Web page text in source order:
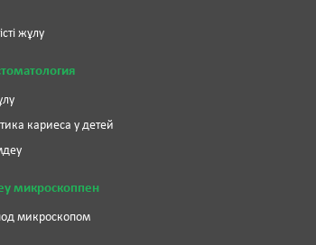
жұлу
кариеса у детей
микроскоппен
микроскопом